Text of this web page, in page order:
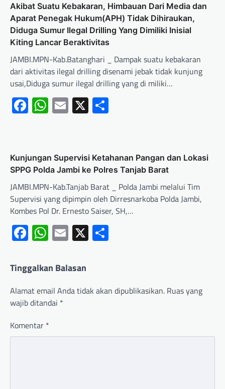
Akibat Suatu Kebakaran, Himbauan Dari Media dan
Aparat Penegak Hukum(APH) Tidak Dihiraukan,
Diduga Sumur Ilegal Drilling Yang Dimiliki Inisial
Kiting Lancar Beraktivitas
JAMBI.MPN-Kab.Batanghari _ Dampak suatu kebakaran
dari aktivitas ilegal drilling disenami jebak tidak kunjung
usai,Diduga sumur ilegal drilling yang di miliki…
Facebook
WhatsApp
Email
X
Kunjungan Supervisi Ketahanan Pangan dan Lokasi
SPPG Polda Jambi ke Polres Tanjab Barat
JAMBI.MPN-Kab.Tanjab Barat _ Polda Jambi melalui Tim
Supervisi yang dipimpin oleh Dirresnarkoba Polda Jambi,
Kombes Pol Dr. Ernesto Saiser, SH,…
Facebook
WhatsApp
Email
X
Tinggalkan Balasan
Alamat email Anda tidak akan dipublikasikan. Ruas yang
wajib ditandai *
Komentar *